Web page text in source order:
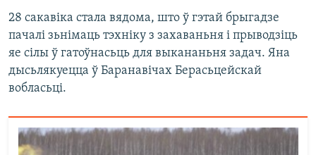
28 сакавіка стала вядома, што ў гэтай брыгадзе
пачалі зьнімаць тэхніку з захаваньня і прыводзіць
яе сілы ў гатоўнасьць для выкананьня задач. Яна
дысьлякуецца ў Баранавічах Берасьцейскай
вобласьці.